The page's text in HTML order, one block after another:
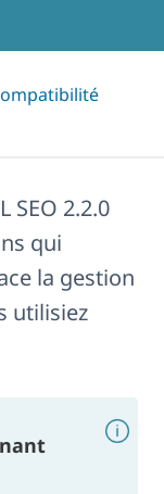
SEO 2.2.0
qui
la gestion
utilisiez